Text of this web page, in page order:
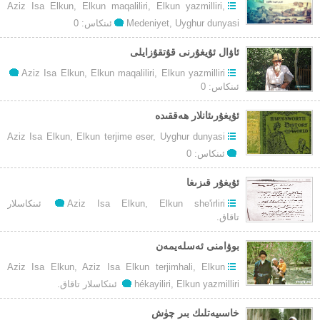
Aziz Isa Elkun, Elkun maqaliliri, Elkun yazmilliri,
Medeniyet, Uyghur dunyasi ئىنكاس: 0
ئاۋال ئۇيغۇرنى قۇتقۇزايلى
Aziz Isa Elkun, Elkun maqaliliri, Elkun yazmilliri
ئىنكاس: 0
ئۇيغۇرىئانلار ھەققىدە
Aziz Isa Elkun, Elkun terjime eser, Uyghur dunyasi
ئىنكاس: 0
ئۇيغۇر قىزىغا
Aziz Isa Elkun, Elkun she'irliri
توغرۇلۇق
ئىنكاسلار
تاقاق.
بوۋامنى ئەسلەيمەن
Aziz Isa Elkun,Aziz Isa Elkun terjimhali,
Elkun
hékayiliri, Elkun yazmilliri
توغرۇلۇق
ئىنكاسلار تاقاق.
خاسىيەتلىك بىر چۈش